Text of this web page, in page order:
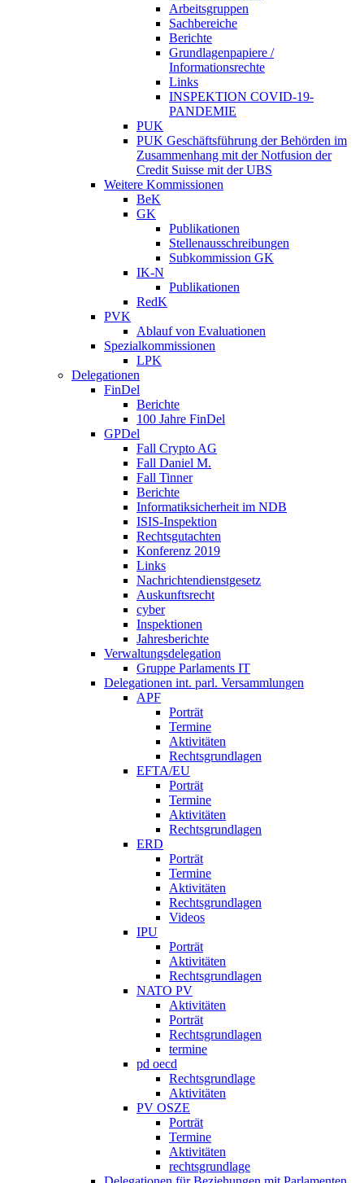
Arbeitsgruppen
Sachbereiche
Berichte
Grundlagenpapiere /
Informationsrechte
Links
INSPEKTION COVID-19-
PANDEMIE
PUK
PUK Geschäftsführung der Behörden im
Zusammenhang mit der Notfusion der
Credit Suisse mit der UBS
Weitere Kommissionen
BeK
GK
Publikationen
Stellenausschreibungen
Subkommission GK
IK-N
Publikationen
RedK
PVK
Ablauf von Evaluationen
Spezialkommissionen
LPK
Delegationen
FinDel
Berichte
100 Jahre FinDel
GPDel
Fall Crypto AG
Fall Daniel M.
Fall Tinner
Berichte
Informatiksicherheit ­im NDB
ISIS-Inspektion
Rechtsgutachten
Konferenz 2019
Links
Nachrichtendienstgesetz
Auskunftsrecht
cyber
Inspektionen
Jahresberichte
Verwaltungsdelegation
Gruppe Parlaments IT
Delegationen int. parl. Versammlungen
APF
Porträt
Termine
Aktivitäten
Rechtsgrundlagen
EFTA/EU
Porträt
Termine
Aktivitäten
Rechtsgrundlagen
ERD
Porträt
Termine
Aktivitäten
Rechtsgrundlagen
Videos
IPU
Porträt
Aktivitäten
Rechtsgrundlagen
NATO PV
Aktivitäten
Porträt
Rechtsgrundlagen
termine
pd oecd
Rechtsgrundlage
Aktivitäten
PV OSZE
Porträt
Termine
Aktivitäten
rechtsgrundlage